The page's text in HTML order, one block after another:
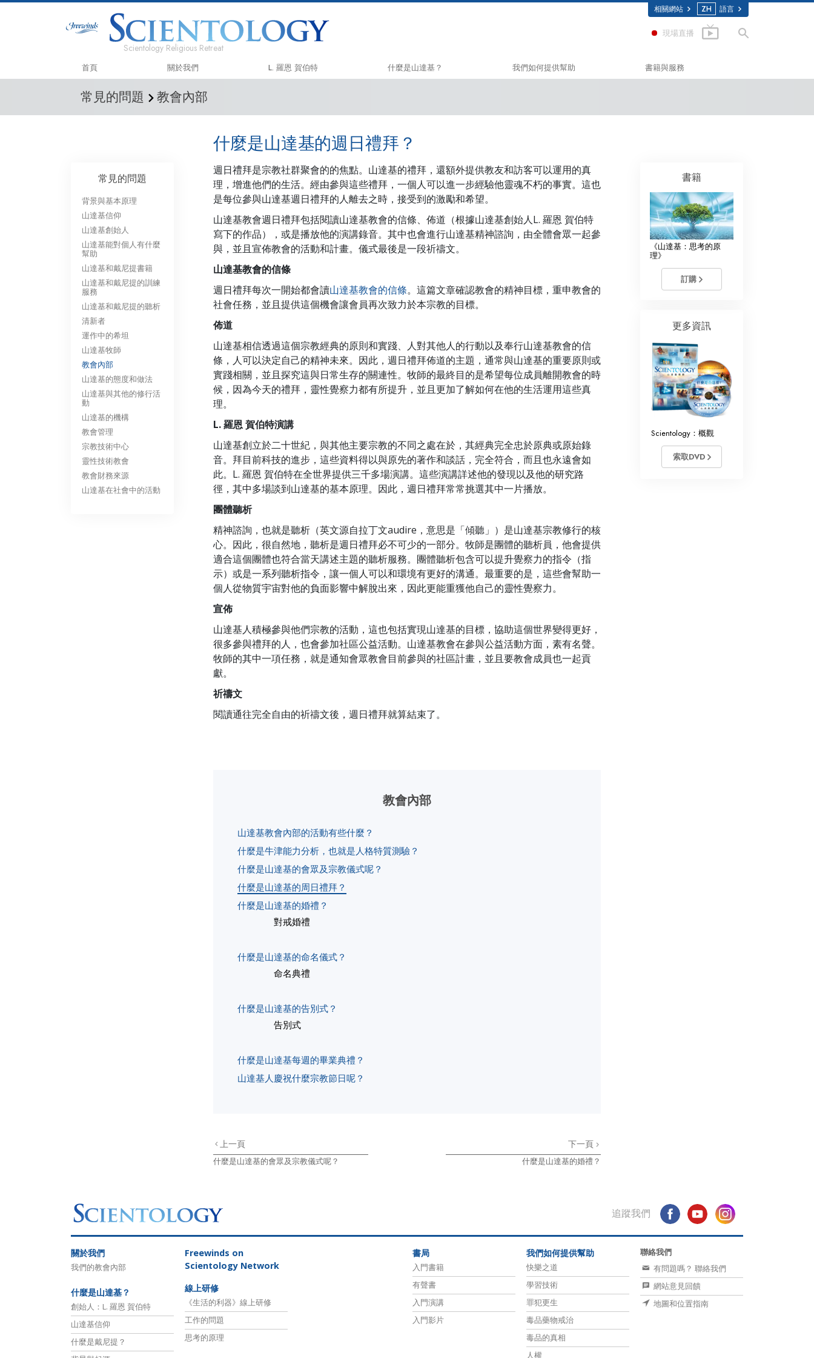
相關網站 ZH 語言
Scientology Religious Retreat
現場直播
首頁 關於我們 L. 羅恩 賀伯特 什麼是山達基？
山達基人談山達基
與山達基人見面
教會內部
戴尼提簡介
愛與恨：
我們如何提供幫助
那可拿
毒品的真相
公民人權委員會
書籍與服務
入門影片
入門服務
常見的問題 教會內部
什麼是山達基的週日禮拜？
週日禮拜是宗教社群聚會的的焦點。山達基的禮拜，還額外提供教友和訪客可以運用的真
理，增進他們的生活。經由參與這些禮拜，一個人可以進一步經驗他靈魂不朽的事實。這也
是每位參與山達基週日禮拜的人離去之時，接受到的激勵和希望。
山達基教會週日禮拜包括閱讀山達基教會的信條、佈道（根據山達基創始人L. 羅恩 賀伯特
寫下的作品），或是播放他的演講錄音。其中也會進行山達基精神諮詢，由全體會眾一起參
與，並且宣佈教會的活動和計畫。儀式最後是一段祈禱文。
山達基教會的信條
週日禮拜每次一開始都會讀山達基教會的信條。這篇文章確認教會的精神目標，重申教會的
社會任務，並且提供這個機會讓會員再次致力於本宗教的目標。
佈道
山達基相信透過這個宗教經典的原則和實踐、人對其他人的行動以及奉行山達基教會的信
條，人可以決定自己的精神未來。因此，週日禮拜佈道的主題，通常與山達基的重要原則或
實踐相關，並且探究這與日常生存的關連性。牧師的最終目的是希望每位成員離開教會的時
候，因為今天的禮拜，靈性覺察力都有所提升，並且更加了解如何在他的生活運用這些真
理。
L. 羅恩 賀伯特演講
山達基創立於二十世紀，與其他主要宗教的不同之處在於，其經典完全忠於原典或原始錄
音。拜目前科技的進步，這些資料得以與原先的著作和談話，完全符合，而且也永遠會如
此。L. 羅恩 賀伯特在全世界提供三千多場演講。這些演講詳述他的發現以及他的研究路
徑，其中多場談到山達基的基本原理。因此，週日禮拜常常挑選其中一片播放。
團體聽析
精神諮詢，也就是聽析（英文源自拉丁文audire，意思是「傾聽」）是山達基宗教修行的核
心。因此，很自然地，聽析是週日禮拜必不可少的一部分。牧師是團體的聽析員，他會提供
適合這個團體也符合當天講述主題的聽析服務。團體聽析包含可以提升覺察力的指令（指
示）或是一系列聽析指令，讓一個人可以和環境有更好的溝通。最重要的是，這些會幫助一
個人從物質宇宙對他的負面影響中解脫出來，因此更能重獲他自己的靈性覺察力。
宣佈
山達基人積極參與他們宗教的活動，這也包括實現山達基的目標，協助這個世界變得更好，
很多參與禮拜的人，也會參加社區公益活動。山達基教會在參與公益活動方面，素有名聲。
牧師的其中一項任務，就是通知會眾教會目前參與的社區計畫，並且要教會成員也一起貢
獻。
祈禱文
閱讀通往完全自由的祈禱文後，週日禮拜就算結束了。
教會內部
山達基教會內部的活動有些什麼？
什麼是牛津能力分析，也就是人格特質測驗？
什麼是山達基的會眾及宗教儀式呢？
什麼是山達基的周日禮拜？
什麼是山達基的婚禮？
對戒婚禮
什麼是山達基的命名儀式？
命名典禮
什麼是山達基的告別式？
告別式
什麼是山達基每週的畢業典禮？
山達基人慶祝什麼宗教節日呢？
上一頁
什麼是山達基的會眾及宗教儀式呢？
下一頁
什麼是山達基的婚禮？
常見的問題
背景與基本原理
山達基信仰
山達基創始人
山達基能對個人有什麼
幫助
山達基和戴尼提書籍
山達基和戴尼提的訓練
服務
山達基和戴尼提的聽析
清新者
運作中的希坦
山達基牧師
教會內部
山達基的態度和做法
山達基與其他的修行活
動
山達基的機構
教會管理
宗教技術中心
靈性技術教會
教會財務來源
山達基在社會中的活動
書籍
《山達基：思考的原
理》
訂購
更多資訊
Scientology：概觀
索取DVD
追蹤我們
關於我們
我們的教會內部
什麼是山達基？
創始人：L. 羅恩 賀伯特
山達基信仰
什麼是戴尼提？
Freewinds on
Scientology Network
線上研修
《生活的利器》線上研修
工作的問題
思考的原理
書局
入門書籍
有聲書
入門演講
入門影片
我們如何提供幫助
快樂之道
學習技術
罪犯更生
毒品藥物戒治
毒品的真相
人權
聯絡我們
有問題嗎？ 聯絡我們
網站意見回饋
地圖和位置指南